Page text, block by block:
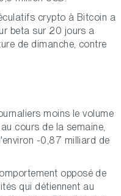
crypto à Bitcoin a
beta sur 20 jours a
de dimanche, contre
moins le volume
cours de la semaine,
-0,87 milliard de
opposé de
qui détiennent au